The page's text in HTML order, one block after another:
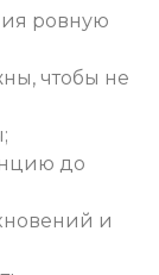
ровную
чтобы не
до
и